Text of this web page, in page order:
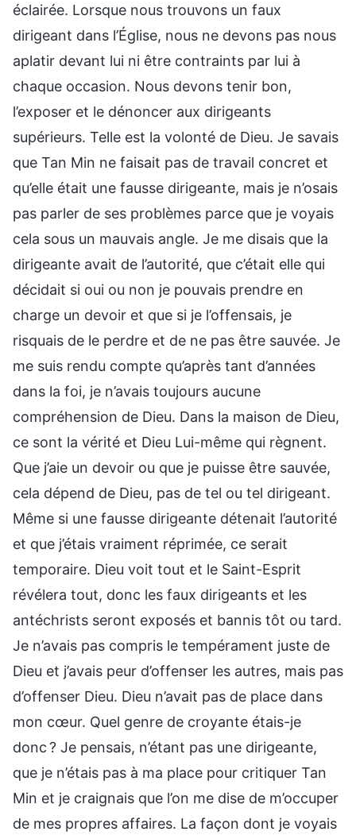
éclairée. Lorsque nous trouvons un faux
dirigeant dans l’Église, nous ne devons pas nous
aplatir devant lui ni être contraints par lui à
chaque occasion. Nous devons tenir bon,
l’exposer et le dénoncer aux dirigeants
supérieurs. Telle est la volonté de Dieu. Je savais
que Tan Min ne faisait pas de travail concret et
qu’elle était une fausse dirigeante, mais je n’osais
pas parler de ses problèmes parce que je voyais
cela sous un mauvais angle. Je me disais que la
dirigeante avait de l’autorité, que c’était elle qui
décidait si oui ou non je pouvais prendre en
charge un devoir et que si je l’offensais, je
risquais de le perdre et de ne pas être sauvée. Je
me suis rendu compte qu’après tant d’années
dans la foi, je n’avais toujours aucune
compréhension de Dieu. Dans la maison de Dieu,
ce sont la vérité et Dieu Lui-même qui règnent.
Que j’aie un devoir ou que je puisse être sauvée,
cela dépend de Dieu, pas de tel ou tel dirigeant.
Même si une fausse dirigeante détenait l’autorité
et que j’étais vraiment réprimée, ce serait
temporaire. Dieu voit tout et le Saint-Esprit
révélera tout, donc les faux dirigeants et les
antéchrists seront exposés et bannis tôt ou tard.
Je n’avais pas compris le tempérament juste de
Dieu et j’avais peur d’offenser les autres, mais pas
d’offenser Dieu. Dieu n’avait pas de place dans
mon cœur. Quel genre de croyante étais-je
donc ? Je pensais, n’étant pas une dirigeante,
que je n’étais pas à ma place pour critiquer Tan
Min et je craignais que l’on me dise de m’occuper
de mes propres affaires. La façon dont je voyais